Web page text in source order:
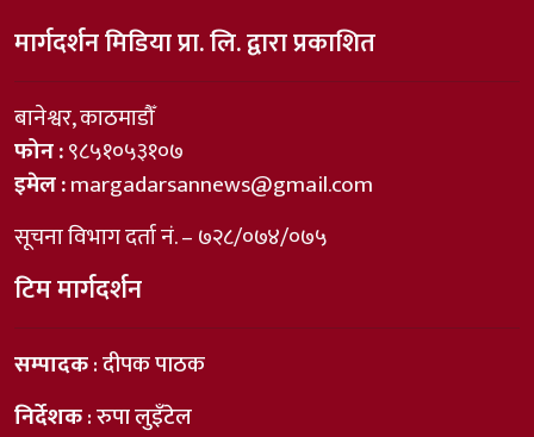
मार्गदर्शन मिडिया प्रा. लि. द्वारा प्रकाशित
बानेश्वर, काठमाडौँ
फोन :९८५१०५३१०७
इमेल :margadarsannews@gmail.com
सूचना विभाग दर्ता नं. – ७२८/०७४/०७५
टिम मार्गदर्शन
सम्पादक: दीपक पाठक
निर्देशक: रुपा लुइँटेल